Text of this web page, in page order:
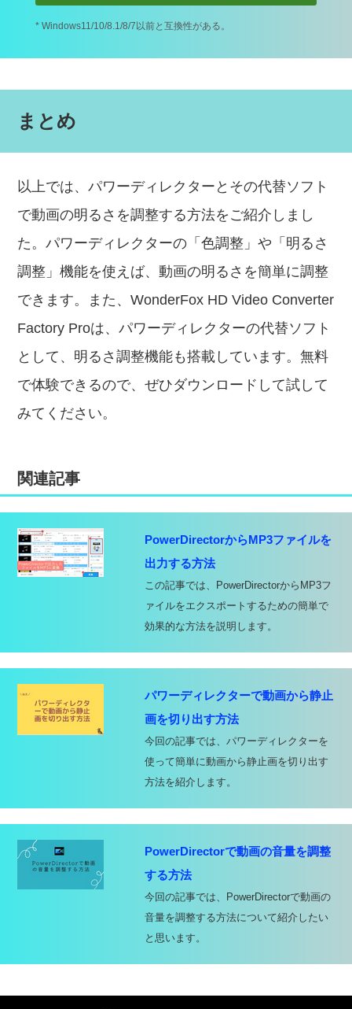
* Windows11/10/8.1/8/7以前と互換性がある。
まとめ
以上では、パワーディレクターとその代替ソフト
で動画の明るさを調整する方法をご紹介しまし
た。パワーディレクターの「色調整」や「明るさ
調整」機能を使えば、動画の明るさを簡単に調整
できます。また、WonderFox HD Video Converter
Factory Proは、パワーディレクターの代替ソフト
として、明るさ調整機能も搭載しています。無料
で体験できるので、ぜひダウンロードして試して
みてください。
関連記事
PowerDirectorからMP3ファイルを
出力する方法
この記事では、PowerDirectorからMP3フ
ァイルをエクスポートするための簡単で
効果的な方法を説明します。
パワーディレクターで動画から静止
画を切り出す方法
今回の記事では、パワーディレクターを
使って簡単に動画から静止画を切り出す
方法を紹介します。
PowerDirectorで動画の音量を調整
する方法
今回の記事では、PowerDirectorで動画の
音量を調整する方法について紹介したい
と思います。